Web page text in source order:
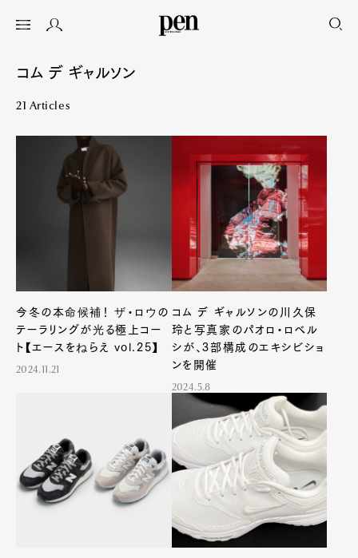
コム デ ギャルソン
21 Articles
今冬の本命候補！ ザ・ロウの
テーラリングが光る極上コー
ト【エースをねらえ vol.25】
2024.11.21
コム デ ギャルソンの川久保
玲と写真家のパオロ・ロベル
シが、3部構成のエキシビショ
ンを開催
2024.5.8